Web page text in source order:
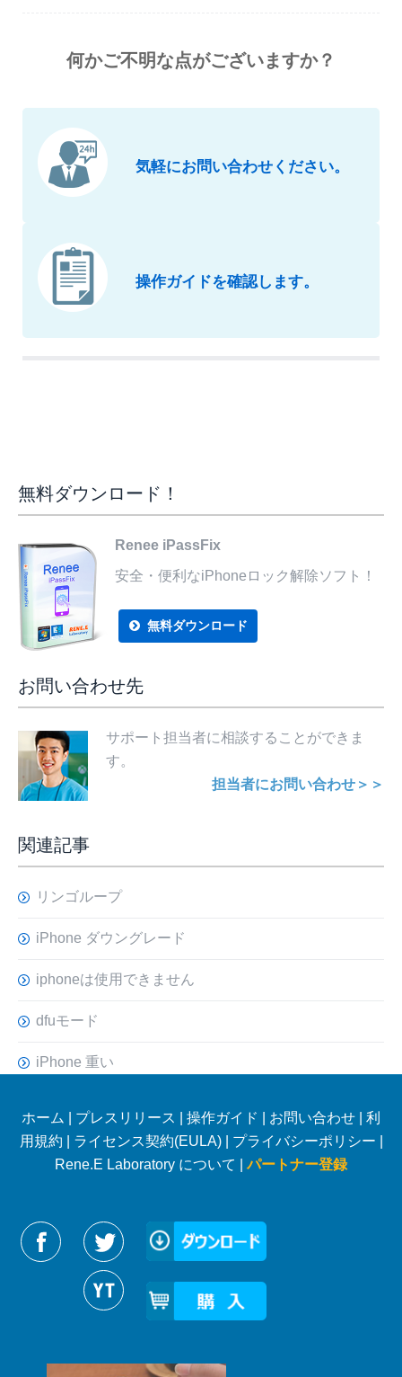
何かご不明な点がございますか？
気軽にお問い合わせください。
操作ガイドを確認します。
無料ダウンロード！
Renee iPassFix
安全・便利なiPhoneロック解除ソフト！
無料ダウンロード
お問い合わせ先
サポート担当者に相談することができま
す。
担当者にお問い合わせ＞＞
関連記事
リンゴループ
iPhone ダウングレード
iphoneは使用できません
dfuモード
iPhone 重い
ホーム プレスリリース 操作ガイド お問い合わせ
利
用規約
ライセンス契約(EULA)| プライバシーポリシー
Rene.E Laboratory について |パートナー登録
Reneelabをフォローする